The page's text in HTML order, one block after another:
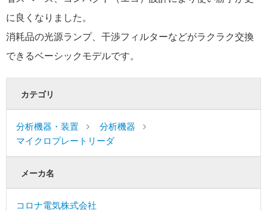
に良くなりました。
消耗品の光源ランプ、干渉フィルターなどがラクラク交換
できるベーシックモデルです。
カテゴリ
分析機器・装置
分析機器
マイクロプレートリーダ
メーカ名
コロナ電気株式会社